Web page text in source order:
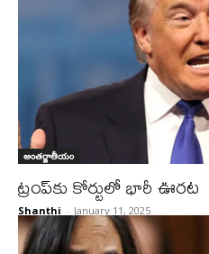
అంతర్జాతీయం
ట్రంప్‌కు కోర్టులో భారీ ఊరట
Shanthi - January 11, 2025